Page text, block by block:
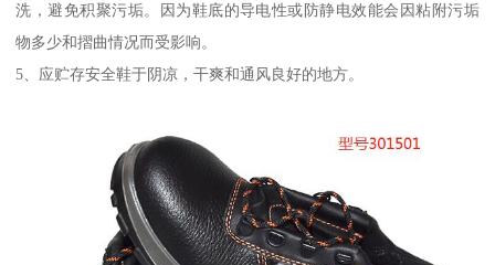
洗，避免积聚污垢。因为鞋底的导电性或防静电效能会因粘附污垢
物多少和摺曲情况而受影响。
5、应贮存安全鞋于阴凉，干爽和通风良好的地方。